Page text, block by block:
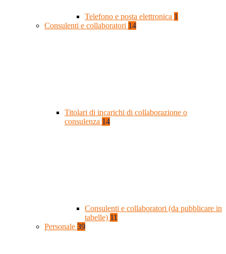
Telefono e posta elettronica 1
Consulenti e collaboratori 14
Titolari di incarichi di collaborazione o
consulenza 14
Consulenti e collaboratori (da pubblicare in
tabelle) 11
Personale 39